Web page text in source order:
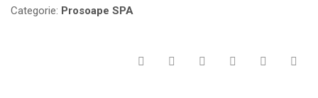
Categorie: Prosoape SPA